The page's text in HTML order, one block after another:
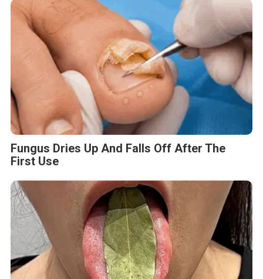
Fungus Dries Up And Falls Off After The
First Use